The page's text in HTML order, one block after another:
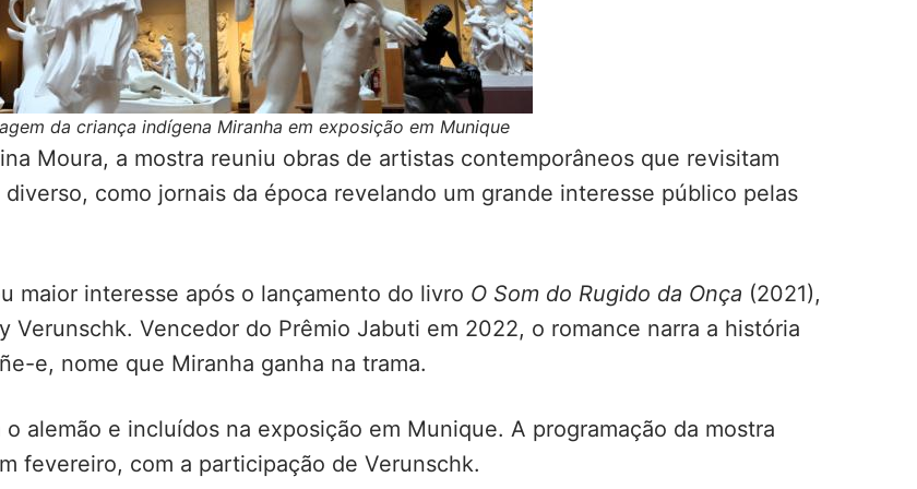
da criança indígena Miranha em exposição em Munique
Moura, a mostra reuniu obras de artistas contemporâneos que revisitam
como jornais da época revelando um grande interesse público pelas
maior interesse após o lançamento do livro O Som do Rugido da Onça (2021),
Verunschk. Vencedor do Prêmio Jabuti em 2022, o romance narra a história
e, nome que Miranha ganha na trama.
alemão e incluídos na exposição em Munique. A programação da mostra
fevereiro, com a participação de Verunschk.